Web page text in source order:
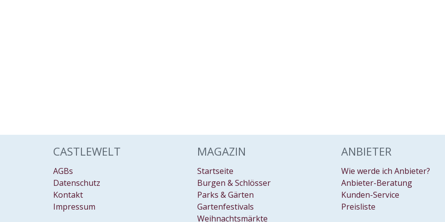
CASTLEWELT
AGBs
Datenschutz
Kontakt
Impressum
MAGAZIN
Startseite
Burgen & Schlösser
Parks & Gärten
Gartenfestivals
Weihnachtsmärkte
ANBIETER
Wie werde ich Anbieter?
Anbieter-Beratung
Kunden-Service
Preisliste